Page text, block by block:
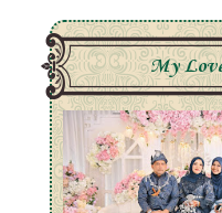
My